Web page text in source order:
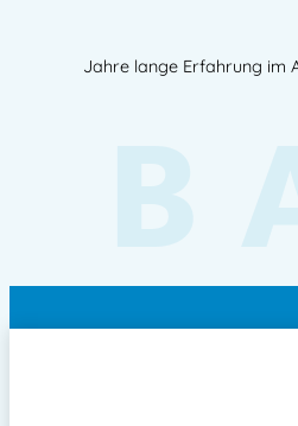
Jahre lange Erfahrung im